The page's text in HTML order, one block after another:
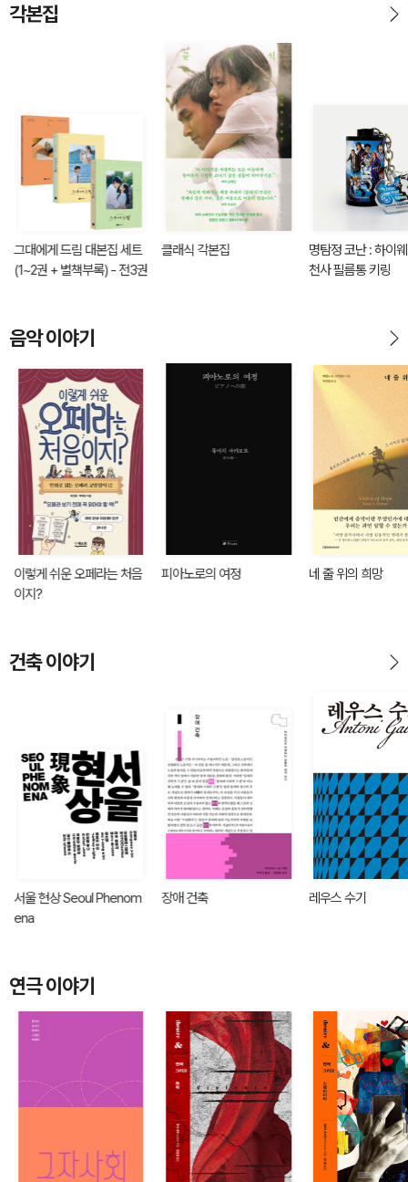
각본집
그대에게 드림 대본집 세트
(1~2권 + 별책부록) - 전3권
클래식 각본집
명탐정 코난 : 하이
천사 필름통 키링
음악 이야기
이렇게 쉬운 오페라는 처음
이지?
피아노로의 여정 네 줄 위의 희망
건축 이야기
서울 현상 Seoul Phenom
ena
장애 건축 레우스 수기
연극 이야기